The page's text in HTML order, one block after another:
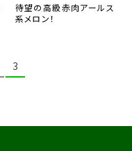
待望の高級赤肉アールス
系メロン！
3